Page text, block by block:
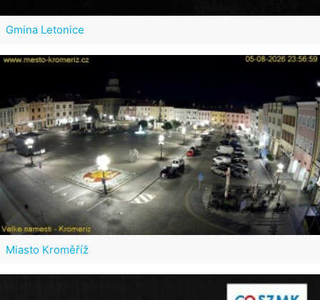
Gmina Letonice
Miasto Kroměříž